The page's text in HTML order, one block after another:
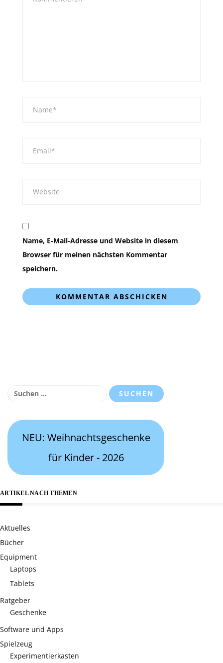
Name, E-Mail-Adresse und Website in diesem
Browser für meinen nächsten Kommentar
speichern.
Suchen
NEU: Weihnachtsgeschenke
für Kinder - 2026
ARTIKEL NACH THEMEN
Aktuelles
Bücher
Equipment
Laptops
Tablets
Ratgeber
Geschenke
Software und Apps
Spielzeug
Experimentierkasten